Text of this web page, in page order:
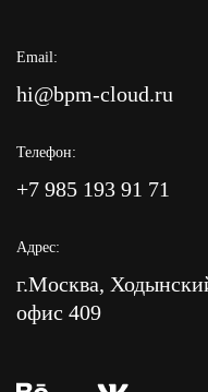
Email:
hi@bpm-cloud.ru
Телефон:
+7 985 193 91 71
Адрес:
г.Москва,
офис 409